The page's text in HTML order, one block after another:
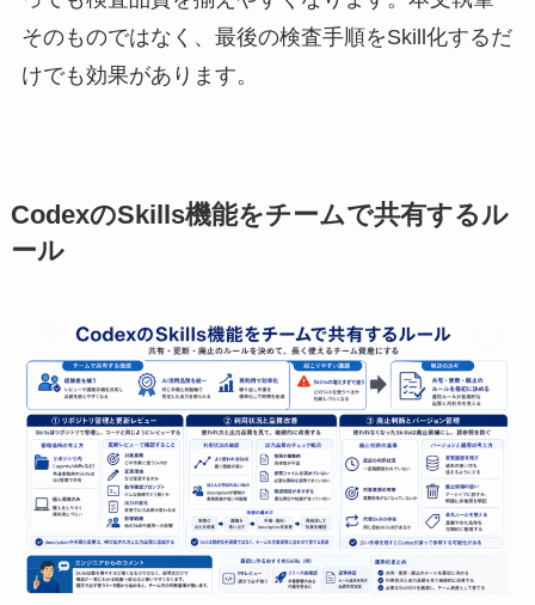
そのものではなく、最後の検査手順をSkill化するだ
けでも効果があります。
CodexのSkills機能をチームで共有するル
ール